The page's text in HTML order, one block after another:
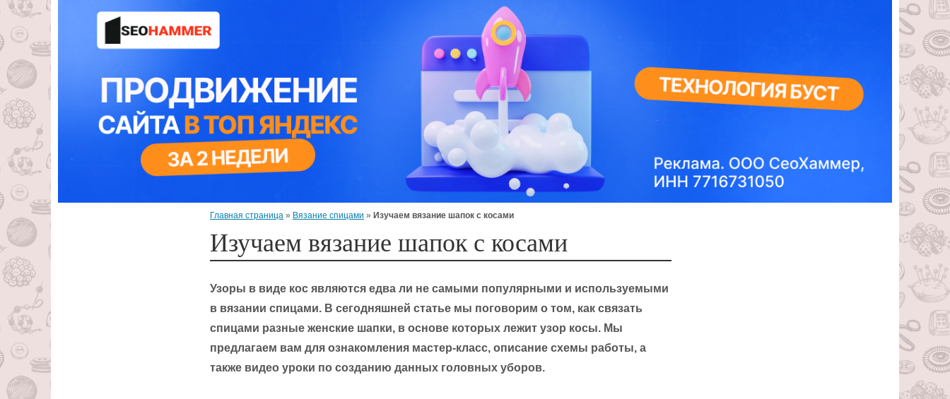
Главная страница » Вязание спицами » Изучаем вязание шапок с косами
Изучаем вязание шапок с косами
Узоры в виде кос являются едва ли не самыми популярными и используемыми
в вязании спицами. В сегодняшней статье мы поговорим о том, как связать
спицами разные женские шапки, в основе которых лежит узор косы. Мы
предлагаем вам для ознакомления мастер-класс, описание схемы работы, а
также видео уроки по созданию данных головных уборов.